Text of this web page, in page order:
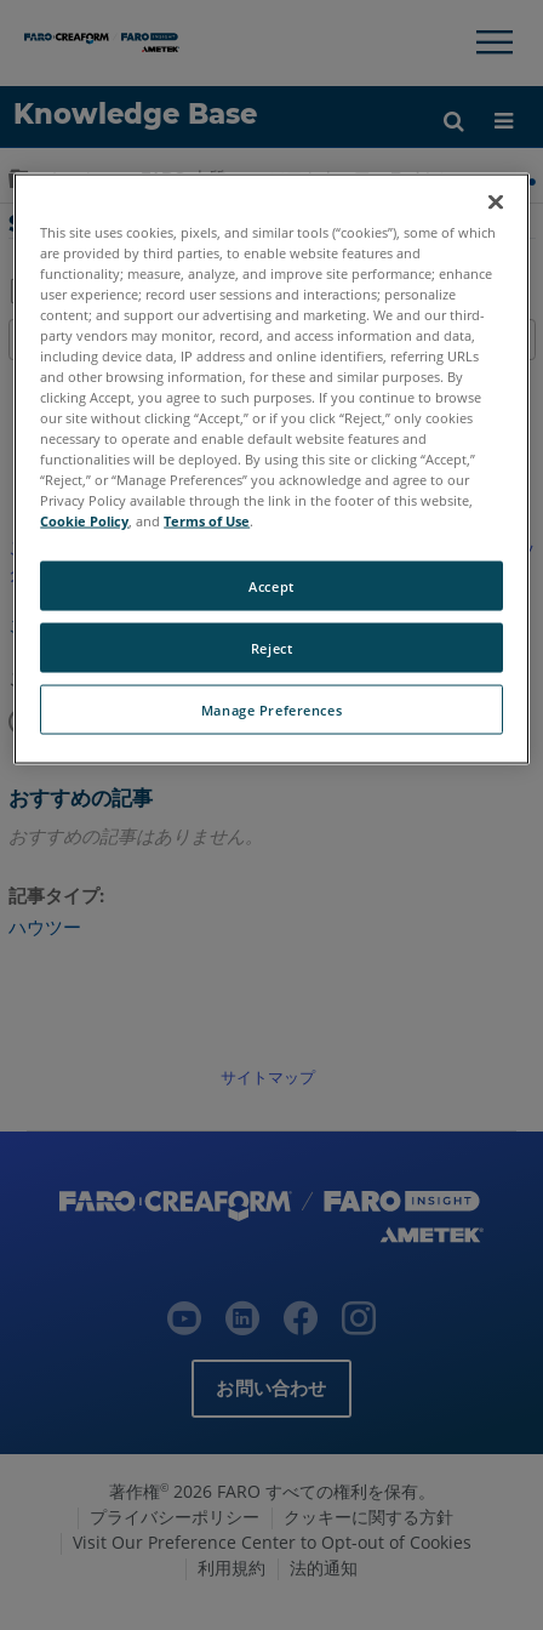
Knowledge Base
言語
×
グローバル階層を展開/折りたたむ
ホーム FARO 本質 ソフトウェア：ライセンス - イン
Sentinel ACCからパスワード保護を削除する
PDF
と
目次
ッ
ダ
ー
な
英語
この記事は翻訳されていません。英語版を見るにはここをクリッ
クしてください。
このページのトップへ
この記事は役に立ちましたか？
おすすめの記事
おすすめの記事はありません。
記事タイプ
ハウツー
サイトマップ
お問い合わせ
著作権©2026 FARO すべての権利を保有。
プライバシーポリシー
クッキーに関する方針
Visit Our Preference Center to Opt-out of Cookies
利用規約
法的通知
This site uses cookies, pixels, and similar tools (“cookies”), some of which
are provided by third parties, to enable website features and
functionality; measure, analyze, and improve site performance; enhance
user experience; record user sessions and interactions; personalize
content; and support our advertising and marketing. We and our third-
party vendors may monitor, record, and access information and data,
including device data, IP address and online identifiers, referring URLs
and other browsing information, for these and similar purposes. By
clicking Accept, you agree to such purposes. If you continue to browse
our site without clicking “Accept,” or if you click “Reject,” only cookies
necessary to operate and enable default website features and
functionalities will be deployed. By using this site or clicking “Accept,”
“Reject,” or “Manage Preferences” you acknowledge and agree to our
Privacy Policy available through the link in the footer of this website,
Cookie Policy , andTerms of Use.
Manage Preferences
Reject
Accept